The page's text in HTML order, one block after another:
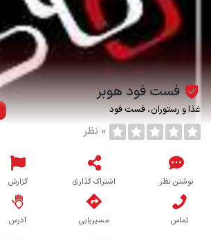
فست فود هوبر
غذا و رستوران فست فود
0 نظر
نوشتن نظر اشتراک گذاری گزارش
تماس مسیریابی آدرس